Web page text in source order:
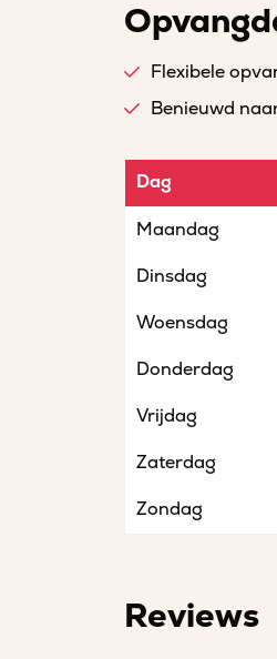
Flexibele
Benieuwd
Dag
Maandag
Dinsdag
Woensdag
Donderdag
Vrijdag
Zaterdag
Zondag
Reviews